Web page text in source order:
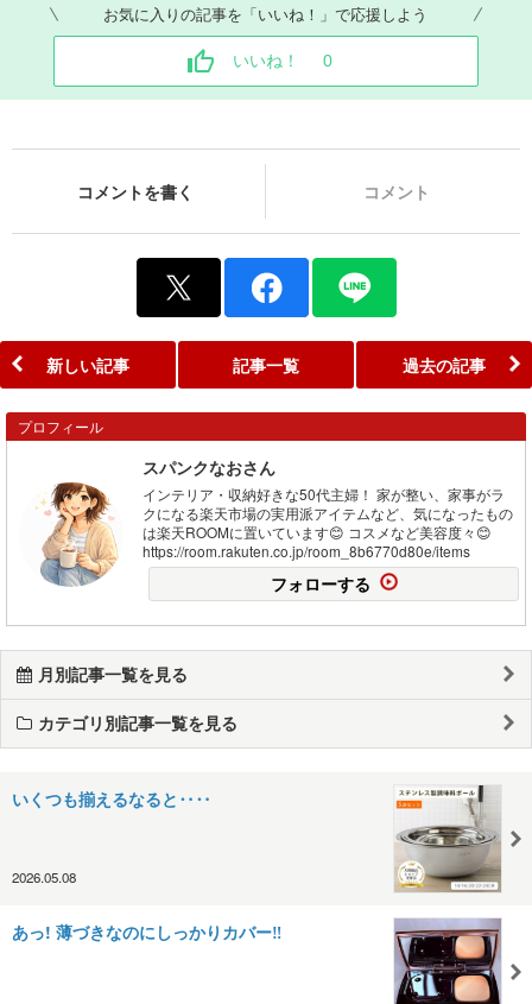
お気に入りの記事を「いいね！」で応援しよう
いいね！ 0
コメントを書く コメント
新しい記事 記事一覧 過去の記事
プロフィール
スパンクなおさん
インテリア・収納好きな50代主婦！ 家が整い、家事がラ
クになる楽天市場の実用派アイテムなど、気になったもの
は楽天ROOMに置いています😊 コスメなど美容度々😊
https://room.rakuten.co.jp/room_8b6770d80e/items
フォローする
月別記事一覧を見る
カテゴリ別記事一覧を見る
いくつも揃えるなると‥‥
2026.05.08
あっ! 薄づきなのにしっかりカバー‼️